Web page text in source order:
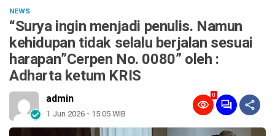
NEWS
“Surya ingin menjadi penulis. Namun
kehidupan tidak selalu berjalan sesuai
harapan”Cerpen No. 0080” oleh :
Adharta ketum KRIS
admin
1 Jun 2026 - 15:05 WIB
0